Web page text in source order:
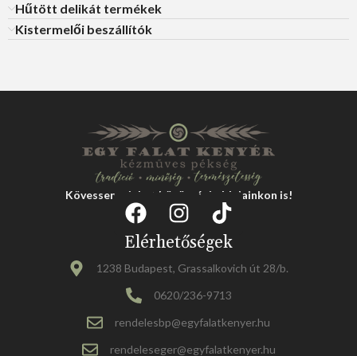
Hűtött delikát termékek
Kistermelői beszállítók
Kövessen minket közösségi oldalainkon is!
Elérhetőségek
1238 Budapest, Grassalkovich út 28/b.
0620/236-9713
rendelesbp@egyfalatkenyer.hu
rendeleseger@egyfalatkenyer.hu